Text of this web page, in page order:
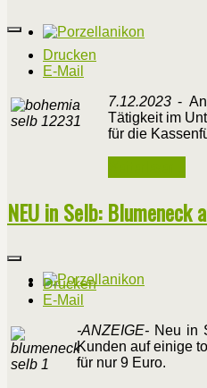
Drucken
E-Mail
7.12.2023 -
Tätigkeit im
für die
NEU in Selb: Blumeneck
Drucken
E-Mail
-ANZEIGE- Neu in
Kunden auf einige
für nur 9 Euro.